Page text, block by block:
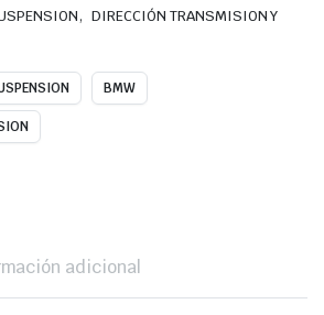
, DIRECCIÓN TRANSMISION Y
BMW
adicional